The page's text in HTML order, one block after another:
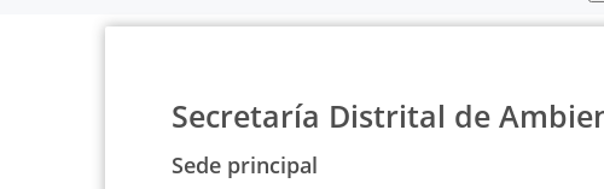
Secretaría Distrital de
Sede principal